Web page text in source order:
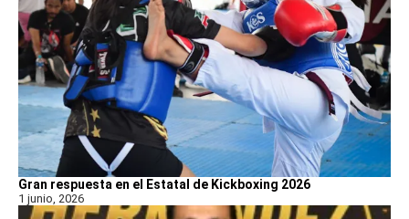
Gran respuesta en el Estatal de Kickboxing 2026
1 junio, 2026